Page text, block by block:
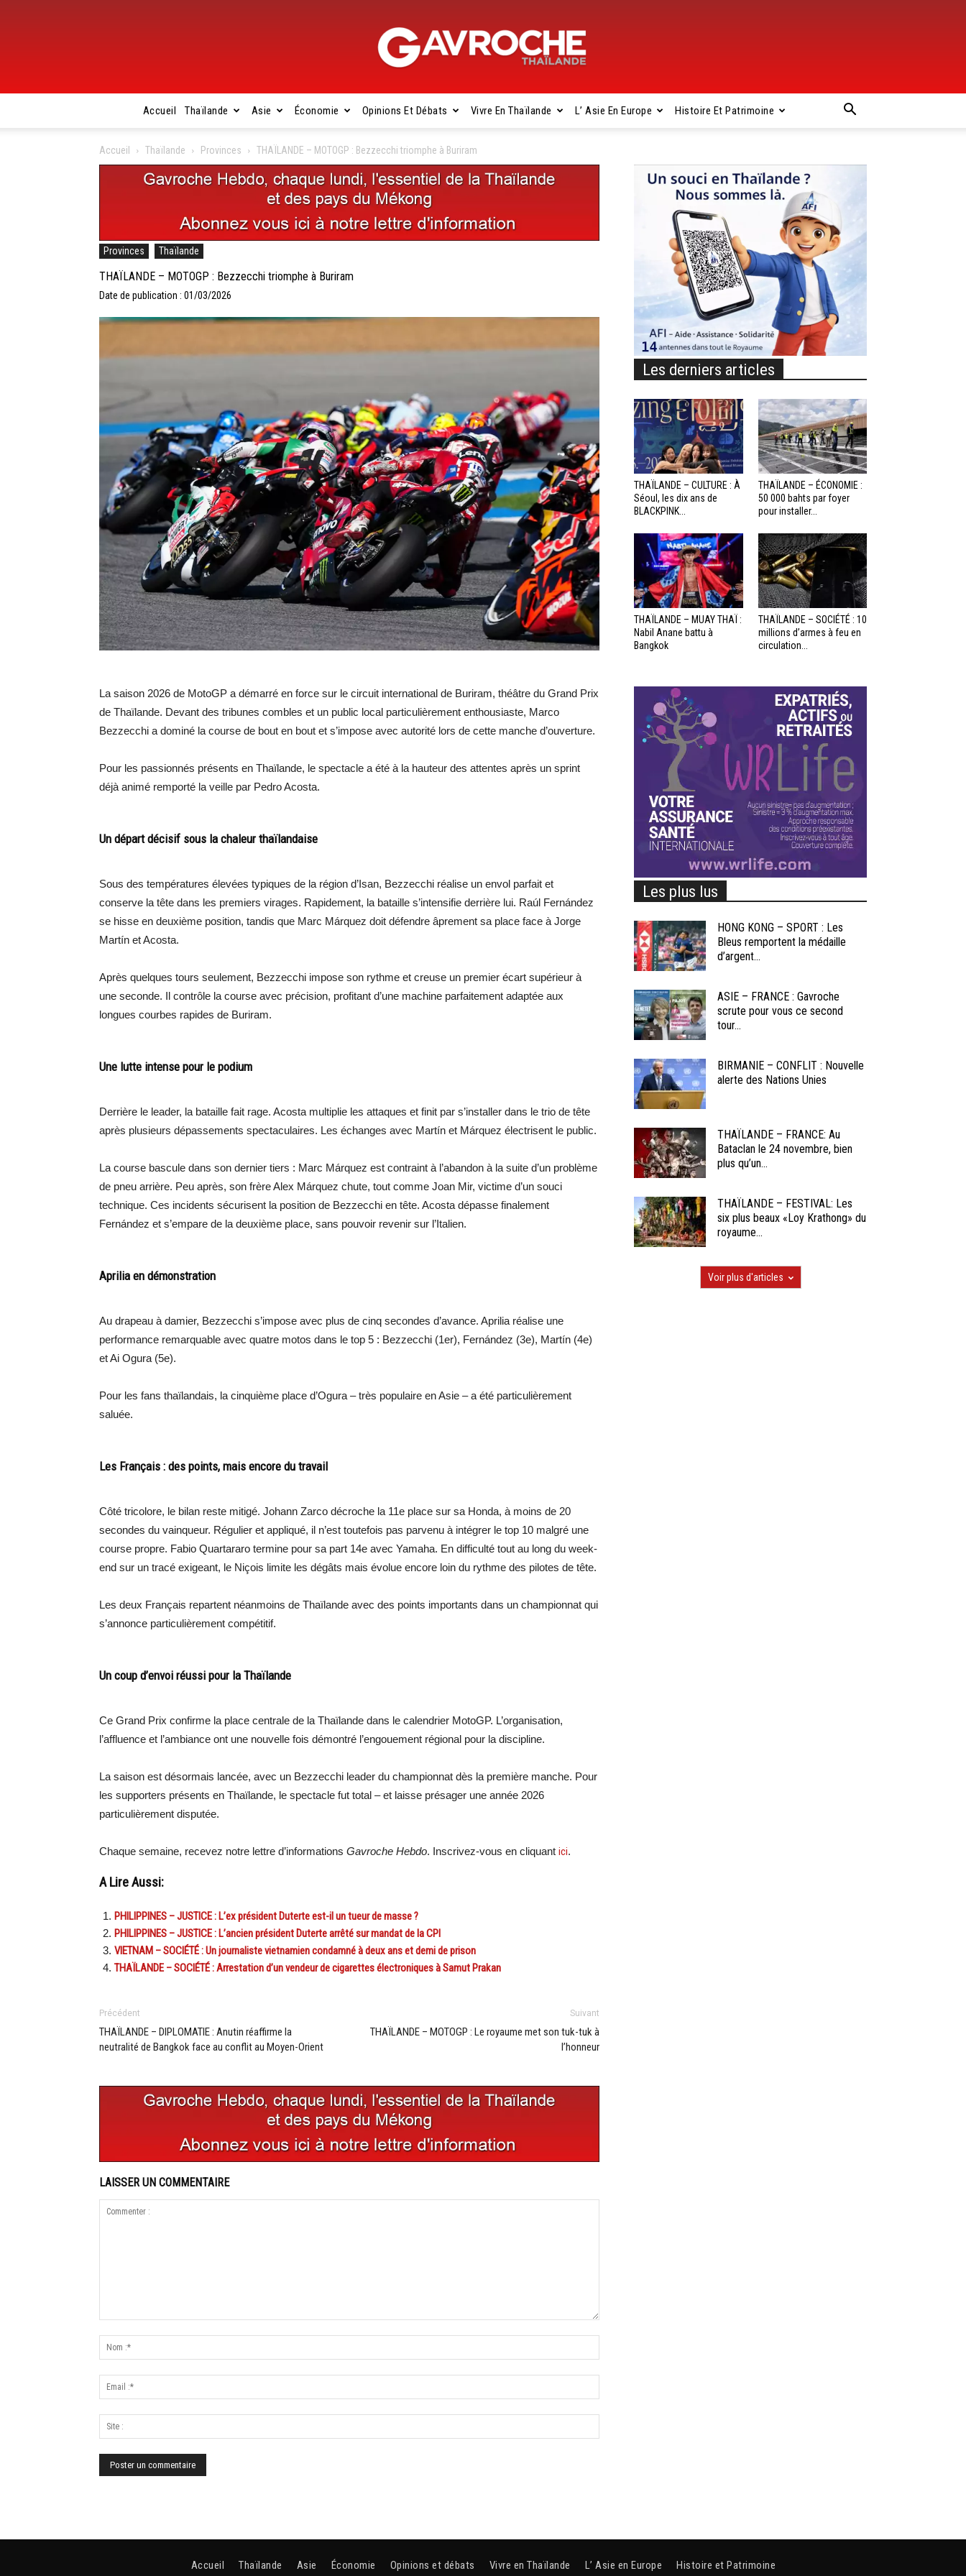
Gavroche
Accueil Thaïlande Asie Économie Opinions Et Débats Vivre En Thaïlande L’ Asie En Europe Histoire Et Patrimoine
Accueil Thaïlande Provinces THAÏLANDE – MOTOGP : Bezzecchi triomphe à Buriram
Provinces Thaïlande
THAÏLANDE – MOTOGP : Bezzecchi triomphe à Buriram
Date de publication : 01/03/2026
La saison 2026 de MotoGP a démarré en force sur le circuit international de Buriram, théâtre du Grand Prix
de Thaïlande. Devant des tribunes combles et un public local particulièrement enthousiaste, Marco
Bezzecchi a dominé la course de bout en bout et s’impose avec autorité lors de cette manche d’ouverture.
Pour les passionnés présents en Thaïlande, le spectacle a été à la hauteur des attentes après un sprint
déjà animé remporté la veille par Pedro Acosta.
Un départ décisif sous la chaleur thaïlandaise
Sous des températures élevées typiques de la région d’Isan, Bezzecchi réalise un envol parfait et
conserve la tête dans les premiers virages. Rapidement, la bataille s’intensifie derrière lui. Raúl Fernández
se hisse en deuxième position, tandis que Marc Márquez doit défendre âprement sa place face à Jorge
Martín et Acosta.
Après quelques tours seulement, Bezzecchi impose son rythme et creuse un premier écart supérieur à
une seconde. Il contrôle la course avec précision, profitant d’une machine parfaitement adaptée aux
longues courbes rapides de Buriram.
Une lutte intense pour le podium
Derrière le leader, la bataille fait rage. Acosta multiplie les attaques et finit par s’installer dans le trio de tête
après plusieurs dépassements spectaculaires. Les échanges avec Martín et Márquez électrisent le public.
La course bascule dans son dernier tiers : Marc Márquez est contraint à l’abandon à la suite d’un problème
de pneu arrière. Peu après, son frère Alex Márquez chute, tout comme Joan Mir, victime d’un souci
technique. Ces incidents sécurisent la position de Bezzecchi en tête. Acosta dépasse finalement
Fernández et s’empare de la deuxième place, sans pouvoir revenir sur l’Italien.
Aprilia en démonstration
Au drapeau à damier, Bezzecchi s’impose avec plus de cinq secondes d’avance. Aprilia réalise une
performance remarquable avec quatre motos dans le top 5 : Bezzecchi (1er), Fernández (3e), Martín (4e)
et Ai Ogura (5e).
Pour les fans thaïlandais, la cinquième place d’Ogura – très populaire en Asie – a été particulièrement
saluée.
Les Français : des points, mais encore du travail
Côté tricolore, le bilan reste mitigé. Johann Zarco décroche la 11e place sur sa Honda, à moins de 20
secondes du vainqueur. Régulier et appliqué, il n’est toutefois pas parvenu à intégrer le top 10 malgré une
course propre. Fabio Quartararo termine pour sa part 14e avec Yamaha. En difficulté tout au long du week-
end sur un tracé exigeant, le Niçois limite les dégâts mais évolue encore loin du rythme des pilotes de tête.
Les deux Français repartent néanmoins de Thaïlande avec des points importants dans un championnat qui
s’annonce particulièrement compétitif.
Un coup d’envoi réussi pour la Thaïlande
Ce Grand Prix confirme la place centrale de la Thaïlande dans le calendrier MotoGP. L’organisation,
l’affluence et l’ambiance ont une nouvelle fois démontré l’engouement régional pour la discipline.
La saison est désormais lancée, avec un Bezzecchi leader du championnat dès la première manche. Pour
les supporters présents en Thaïlande, le spectacle fut total – et laisse présager une année 2026
particulièrement disputée.
Chaque semaine, recevez notre lettre d’informations Gavroche Hebdo. Inscrivez-vous en cliquant ici.
A Lire Aussi:
PHILIPPINES – JUSTICE : L’ex président Duterte est-il un tueur de masse ?
PHILIPPINES – JUSTICE : L’ancien président Duterte arrêté sur mandat de la CPI
VIETNAM – SOCIÉTÉ : Un journaliste vietnamien condamné à deux ans et demi de prison
THAÏLANDE – SOCIÉTÉ : Arrestation d’un vendeur de cigarettes électroniques à Samut Prakan
Précédent
THAÏLANDE – DIPLOMATIE : Anutin réaffirme la
neutralité de Bangkok face au conflit au Moyen-Orient
Suivant
THAÏLANDE – MOTOGP : Le royaume met son tuk-tuk à
l’honneur
LAISSER UN COMMENTAIRE
Les derniers articles
THAÏLANDE – CULTURE : À
Séoul, les dix ans de
BLACKPINK...
THAÏLANDE – ÉCONOMIE :
50 000 bahts par foyer
pour installer...
THAÏLANDE – MUAY THAÏ :
Nabil Anane battu à
Bangkok
THAÏLANDE – SOCIÉTÉ : 10
millions d’armes à feu en
circulation...
Les plus lus
HONG KONG – SPORT : Les
Bleus remportent la médaille
d’argent...
ASIE – FRANCE : Gavroche
scrute pour vous ce second
tour...
BIRMANIE – CONFLIT : Nouvelle
alerte des Nations Unies
THAÏLANDE – FRANCE: Au
Bataclan le 24 novembre, bien
plus qu’un...
THAÏLANDE – FESTIVAL: Les
six plus beaux «Loy Krathong» du
royaume...
Voir plus d'articles
Accueil Thaïlande Asie Économie Opinions et débats Vivre en Thaïlande L’ Asie en Europe Histoire et Patrimoine